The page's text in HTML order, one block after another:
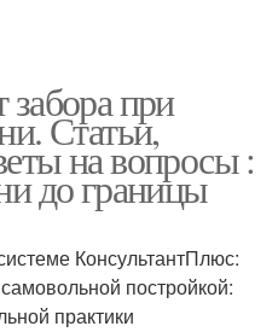
при
Статьи,
на вопросы :
до границы
КонсультантПлюс:
постройкой:
практики